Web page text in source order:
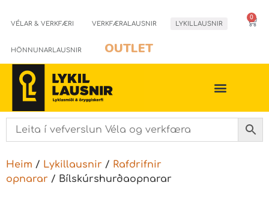
VÉLAR & VERKFÆRI VERKFÆRALAUSNIR LYKILLAUSNIR
HÖNNUNARLAUSNIR OUTLET
0
Heim / Lykillausnir / Rafdrifnir
opnarar / Bílskúrshurðaopnarar